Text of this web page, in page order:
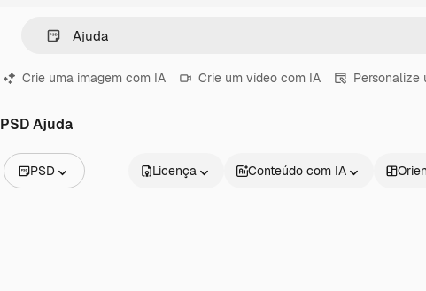
Crie uma imagem com IA Crie um vídeo com IA Personalize
PSD Ajuda
PSD Licença Conteúdo com IA